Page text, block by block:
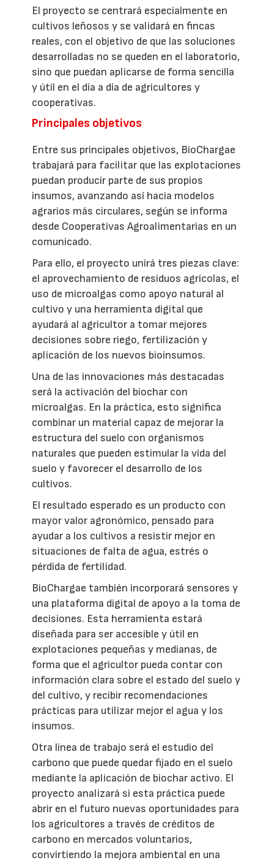
El proyecto se centrará especialmente en
cultivos leñosos y se validará en fincas
reales, con el objetivo de que las soluciones
desarrolladas no se queden en el laboratorio,
sino que puedan aplicarse de forma sencilla
y útil en el día a día de agricultores y
cooperativas.
Principales objetivos
Entre sus principales objetivos, BioChargae
trabajará para facilitar que las explotaciones
puedan producir parte de sus propios
insumos, avanzando así hacia modelos
agrarios más circulares, según se informa
desde Cooperativas Agroalimentarias en un
comunicado.
Para ello, el proyecto unirá tres piezas clave:
el aprovechamiento de residuos agrícolas, el
uso de microalgas como apoyo natural al
cultivo y una herramienta digital que
ayudará al agricultor a tomar mejores
decisiones sobre riego, fertilización y
aplicación de los nuevos bioinsumos.
Una de las innovaciones más destacadas
será la activación del biochar con
microalgas. En la práctica, esto significa
combinar un material capaz de mejorar la
estructura del suelo con organismos
naturales que pueden estimular la vida del
suelo y favorecer el desarrollo de los
cultivos.
El resultado esperado es un producto con
mayor valor agronómico, pensado para
ayudar a los cultivos a resistir mejor en
situaciones de falta de agua, estrés o
pérdida de fertilidad.
BioChargae también incorporará sensores y
una plataforma digital de apoyo a la toma de
decisiones. Esta herramienta estará
diseñada para ser accesible y útil en
explotaciones pequeñas y medianas, de
forma que el agricultor pueda contar con
información clara sobre el estado del suelo y
del cultivo, y recibir recomendaciones
prácticas para utilizar mejor el agua y los
insumos.
Otra línea de trabajo será el estudio del
carbono que puede quedar fijado en el suelo
mediante la aplicación de biochar activo. El
proyecto analizará si esta práctica puede
abrir en el futuro nuevas oportunidades para
los agricultores a través de créditos de
carbono en mercados voluntarios,
convirtiendo la mejora ambiental en una